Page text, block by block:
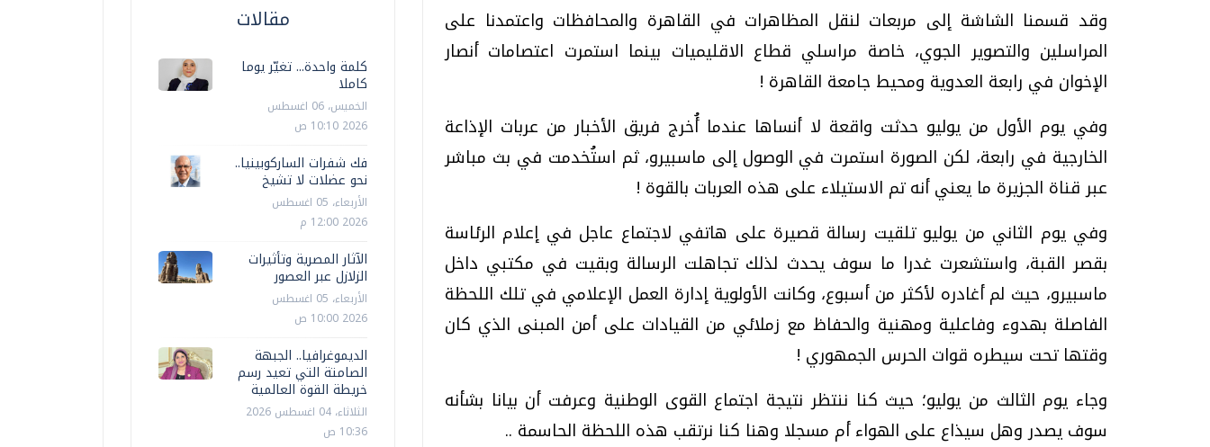
وقد قسمنا الشاشة إلى مربعات لنقل المظاهرات في القاهرة والمحافظات واعتمدنا على
المراسلين والتصوير الجوي، خاصة مراسلي قطاع الاقليميات بينما استمرت اعتصامات أنصار
الإخوان في رابعة العدوية ومحيط جامعة القاهرة !
وفي يوم الأول من يوليو حدثت واقعة لا أنساها عندما أُخرج فريق الأخبار من عربات الإذاعة
الخارجية في رابعة، لكن الصورة استمرت في الوصول إلى ماسبيرو، ثم استُخدمت في بث مباشر
عبر قناة الجزيرة ما يعني أنه تم الاستيلاء على هذه العربات بالقوة !
وفي يوم الثاني من يوليو تلقيت رسالة قصيرة على هاتفي لاجتماع عاجل في إعلام الرئاسة
بقصر القبة، واستشعرت غدرا ما سوف يحدث لذلك تجاهلت الرسالة وبقيت في مكتبي داخل
ماسبيرو، حيث لم أغادره لأكثر من أسبوع، وكانت الأولوية إدارة العمل الإعلامي في تلك اللحظة
الفاصلة بهدوء وفاعلية ومهنية والحفاظ مع زملائي من القيادات على أمن المبنى الذي كان
وقتها تحت سيطره قوات الحرس الجمهوري !
وجاء يوم الثالث من يوليو؛ حيث كنا ننتظر نتيجة اجتماع القوى الوطنية وعرفت أن بيانا بشأنه
سوف يصدر وهل سيذاع على الهواء أم مسجلا وهنا كنا نرتقب هذه اللحظة الحاسمة ..
مقالات
كلمة واحدة... تغيّر يوما
كاملا
الخميس، 06 اغسطس
2026 10:10 ص
فك شفرات الساركوبينيا..
نحو عضلات لا تشيخ
الأربعاء، 05 اغسطس
2026 12:00 م
الآثار المصرية وتأثيرات
الزلازل عبر العصور
الأربعاء، 05 اغسطس
2026 10:00 ص
الديموغرافيا.. الجبهة
الصامتة التي تعيد رسم
خريطة القوة العالمية
الثلاثاء، 04 اغسطس 2026
10:36 ص